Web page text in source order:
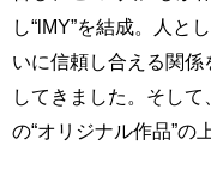
し“lMY”を結成。人と
いに信頼し合える関
してきました。そし
の“オリジナル作品”の